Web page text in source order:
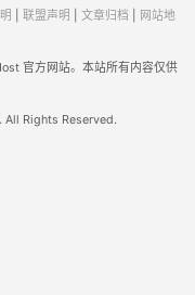
联盟声明 文章归档
网站地
官方网站。本站所有内容仅供
Rights Reserved.